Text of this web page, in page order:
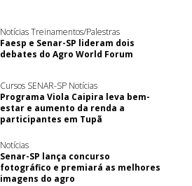
Notícias Treinamentos/Palestras
Faesp e Senar-SP lideram dois
debates do Agro World Forum
Cursos SENAR-SP Notícias
Programa Viola Caipira leva bem-
estar e aumento da renda a
participantes em Tupã
Notícias
Senar-SP lança concurso
fotográfico e premiará as melhores
imagens do agro